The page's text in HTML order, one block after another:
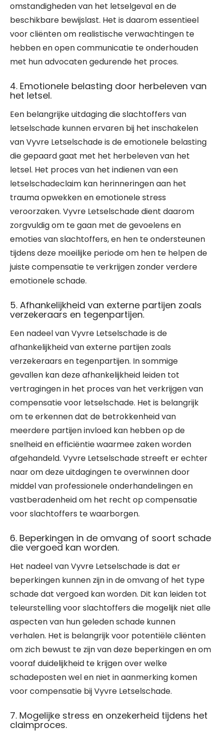
omstandigheden van het letselgeval en de
beschikbare bewijslast. Het is daarom essentieel
voor cliënten om realistische verwachtingen te
hebben en open communicatie te onderhouden
met hun advocaten gedurende het proces.
4. Emotionele belasting door herbeleven van
het letsel.
Een belangrijke uitdaging die slachtoffers van
letselschade kunnen ervaren bij het inschakelen
van Vyvre Letselschade is de emotionele belasting
die gepaard gaat met het herbeleven van het
letsel. Het proces van het indienen van een
letselschadeclaim kan herinneringen aan het
trauma opwekken en emotionele stress
veroorzaken. Vyvre Letselschade dient daarom
zorgvuldig om te gaan met de gevoelens en
emoties van slachtoffers, en hen te ondersteunen
tijdens deze moeilijke periode om hen te helpen de
juiste compensatie te verkrijgen zonder verdere
emotionele schade.
5. Afhankelijkheid van externe partijen zoals
verzekeraars en tegenpartijen.
Een nadeel van Vyvre Letselschade is de
afhankelijkheid van externe partijen zoals
verzekeraars en tegenpartijen. In sommige
gevallen kan deze afhankelijkheid leiden tot
vertragingen in het proces van het verkrijgen van
compensatie voor letselschade. Het is belangrijk
om te erkennen dat de betrokkenheid van
meerdere partijen invloed kan hebben op de
snelheid en efficiëntie waarmee zaken worden
afgehandeld. Vyvre Letselschade streeft er echter
naar om deze uitdagingen te overwinnen door
middel van professionele onderhandelingen en
vastberadenheid om het recht op compensatie
voor slachtoffers te waarborgen.
6. Beperkingen in de omvang of soort schade
die vergoed kan worden.
Het nadeel van Vyvre Letselschade is dat er
beperkingen kunnen zijn in de omvang of het type
schade dat vergoed kan worden. Dit kan leiden tot
teleurstelling voor slachtoffers die mogelijk niet alle
aspecten van hun geleden schade kunnen
verhalen. Het is belangrijk voor potentiële cliënten
om zich bewust te zijn van deze beperkingen en om
vooraf duidelijkheid te krijgen over welke
schadeposten wel en niet in aanmerking komen
voor compensatie bij Vyvre Letselschade.
7. Mogelijke stress en onzekerheid tijdens het
claimproces.